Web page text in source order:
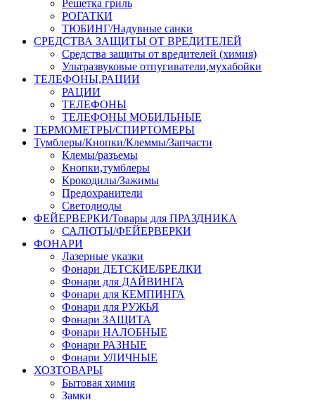
Решетка гриль
РОГАТКИ
ТЮБИНГ/Надувные санки
СРЕДСТВА ЗАЩИТЫ ОТ ВРЕДИТЕЛЕЙ
Средства защиты от вредителей (химия)
Ультразвуковые отпугиватели,мухабойки
ТЕЛЕФОНЫ,РАЦИИ
РАЦИИ
ТЕЛЕФОНЫ
ТЕЛЕФОНЫ МОБИЛЬНЫЕ
ТЕРМОМЕТРЫ/СПИРТОМЕРЫ
Тумблеры/Кнопки/Клеммы/Запчасти
Клемы/разъемы
Кнопки,тумблеры
Крокодилы/Зажимы
Предохранители
Светодиоды
ФЕЙЕРВЕРКИ/Товары для ПРАЗДНИКА
САЛЮТЫ/ФЕЙЕРВЕРКИ
ФОНАРИ
Лазерные указки
Фонари ДЕТСКИЕ/БРЕЛКИ
Фонари для ДАЙВИНГА
Фонари для КЕМПИНГА
Фонари для РУЖЬЯ
Фонари ЗАЩИТА
Фонари НАЛОБНЫЕ
Фонари РАЗНЫЕ
Фонари УЛИЧНЫЕ
ХОЗТОВАРЫ
Бытовая химия
Замки